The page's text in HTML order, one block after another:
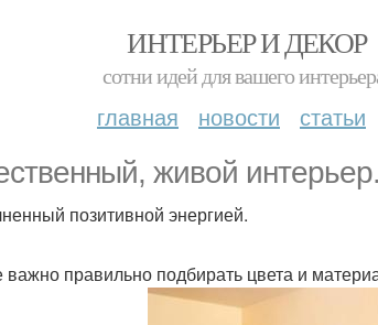
ИНТЕРЬЕР И ДЕКОР
сотни идей для вашего
главная новости статьи
живой интерьер.
позитивной энергией.
важно правильно подбирать цвета и